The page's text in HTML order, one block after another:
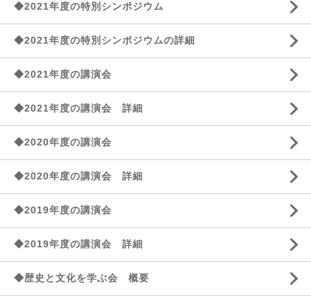
◆2021年度の特別シンポジウム
◆2021年度の特別シンポジウムの詳細
◆2021年度の講演会
◆2021年度の講演会 詳細
◆2020年度の講演会
◆2020年度の講演会 詳細
◆2019年度の講演会
◆2019年度の講演会 詳細
◆歴史と文化を学ぶ会 概要